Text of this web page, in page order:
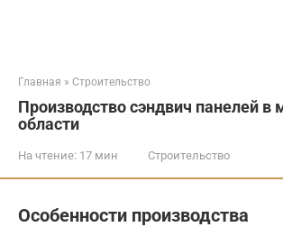
Главная » Строительство
Производство сэндвич панелей в
области
На чтение: 17 мин Строительство
Особенности производства